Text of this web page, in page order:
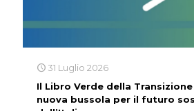
31 Luglio 2026
Il Libro Verde della
nuova bussola per il futuro